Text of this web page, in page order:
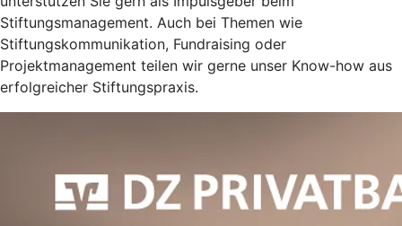
Stiftungsmanagement. Auch bei Themen wie
Stiftungskommunikation, Fundraising oder
Projektmanagement teilen wir gerne unser Know-how aus
erfolgreicher Stiftungspraxis.